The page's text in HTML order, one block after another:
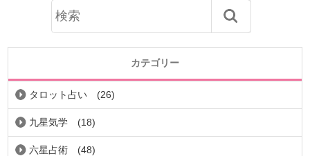
カテゴリー
タロット占い (26)
九星気学 (18)
六星占術 (48)